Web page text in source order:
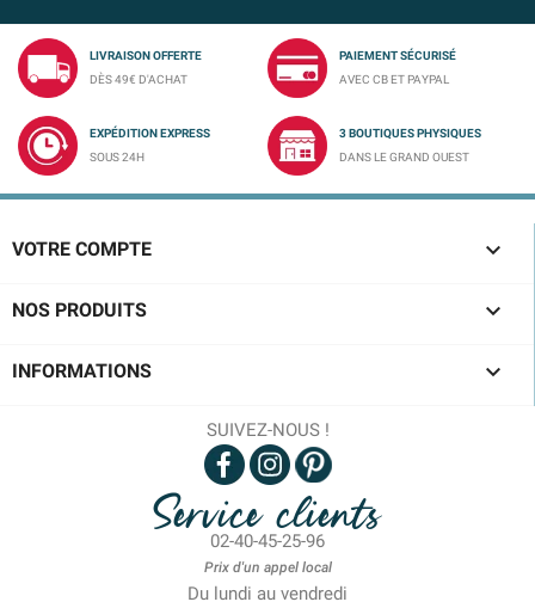
LIVRAISON OFFERTE
DÈS 49€ D'ACHAT
PAIEMENT SÉCURISÉ
AVEC CB ET PAYPAL
EXPÉDITION EXPRESS
SOUS 24H
3 BOUTIQUES PHYSIQUES
DANS LE GRAND OUEST
VOTRE COMPTE 
NOS PRODUITS 
INFORMATIONS 
SUIVEZ-NOUS !
Service clients
02-40-45-25-96
Prix d'un appel local
Du lundi au vendredi